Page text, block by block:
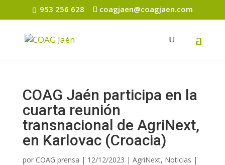
953 256 628 coagjaen@coagjaen.com
COAG Jaén participa en la
cuarta reunión
transnacional de AgriNext,
en Karlovac (Croacia)
por COAG prensa | 12/12/2023 | AgriNext, Noticias |